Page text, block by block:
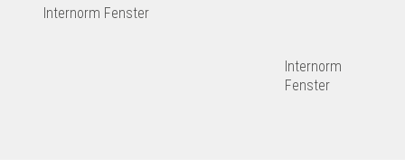
Internorm Fenster
Internorm
Fenster